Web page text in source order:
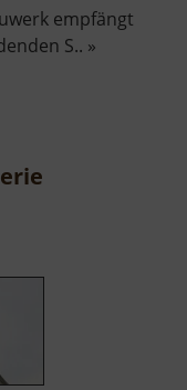
empfängt
S.. »